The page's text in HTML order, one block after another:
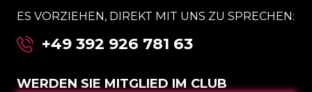
ES VORZIEHEN, DIREKT MIT UNS ZU SPRECHEN:
+49 392 926 781 63
WERDEN SIE MITGLIED IM CLUB